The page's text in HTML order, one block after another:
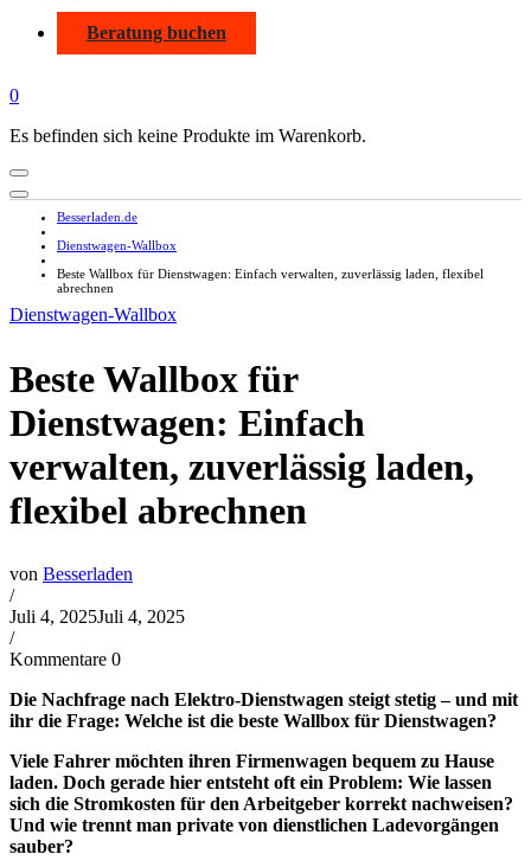
Beratung buchen
0
Es befinden sich keine Produkte im Warenkorb.
Besserladen.de
Dienstwagen-Wallbox
Beste Wallbox für Dienstwagen: Einfach verwalten, zuverlässig laden, flexibel
abrechnen
Dienstwagen-Wallbox
Beste Wallbox für
Dienstwagen: Einfach
verwalten, zuverlässig laden,
flexibel abrechnen
von Besserladen
/
Juli 4, 2025Juli 4, 2025
/
Kommentare 0
Die Nachfrage nach Elektro-Dienstwagen steigt stetig – und mit
ihr die Frage: Welche ist die beste Wallbox für Dienstwagen?
Viele Fahrer möchten ihren Firmenwagen bequem zu Hause
laden. Doch gerade hier entsteht oft ein Problem: Wie lassen
sich die Stromkosten für den Arbeitgeber korrekt nachweisen?
Und wie trennt man private von dienstlichen Ladevorgängen
sauber?